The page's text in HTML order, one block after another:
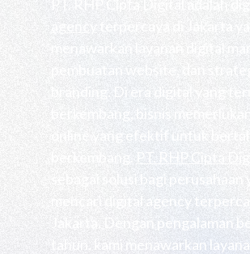
terpercaya di Jakarta
menawarkan layanan digital
pembuatan website, dan strategi
branding. Di era digital yang
berkembang, bisnis
online yang efektif untuk
berkembang. PT. RHP Cipta
sebagai solusi bagi perusahaan
mencari digital agency
Jakarta. Dengan pengalaman
tahun, kami menawarkan